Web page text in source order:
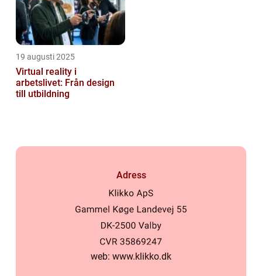
19 augusti 2025
Virtual reality i
arbetslivet: Från design
till utbildning
Adress
web: www.klikko.dk